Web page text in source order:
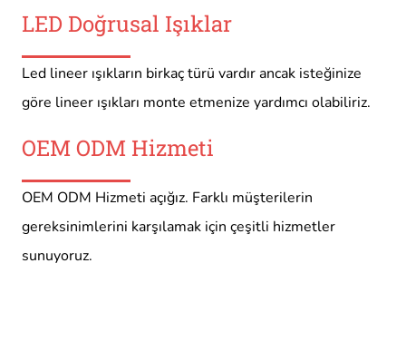
LED Doğrusal Işıklar
Led lineer ışıkların birkaç türü vardır ancak isteğinize
göre lineer ışıkları monte etmenize yardımcı olabiliriz.
OEM ODM Hizmeti
OEM ODM Hizmeti açığız. Farklı müşterilerin
gereksinimlerini karşılamak için çeşitli hizmetler
sunuyoruz.